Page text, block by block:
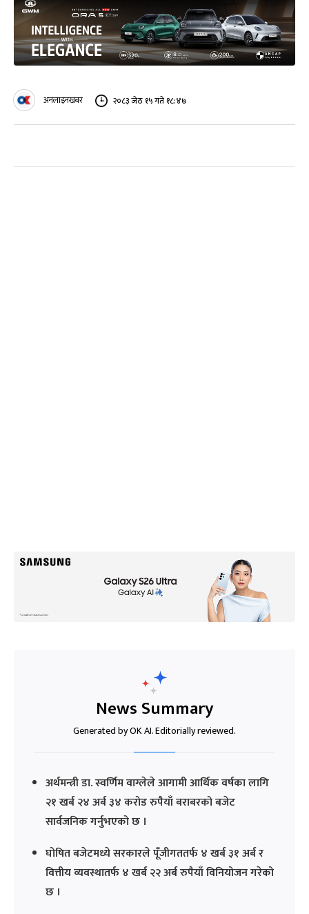
अनलाइनखबर २०८३ जेठ १५ गते १८:४७
News Summary
Generated by OK AI. Editorially reviewed.
अर्थमन्त्री डा. स्वर्णिम वाग्लेले आगामी आर्थिक वर्षका लागि
२१ खर्ब २४ अर्ब ३४ करोड रुपैयाँ बराबरको बजेट
सार्वजनिक गर्नुभएको छ ।
घोषित बजेटमध्ये सरकारले पूँजीगततर्फ ४ खर्ब ३१ अर्ब र
वित्तीय व्यवस्थातर्फ ४ खर्ब २२ अर्ब रुपैयाँ विनियोजन गरेको
छ ।